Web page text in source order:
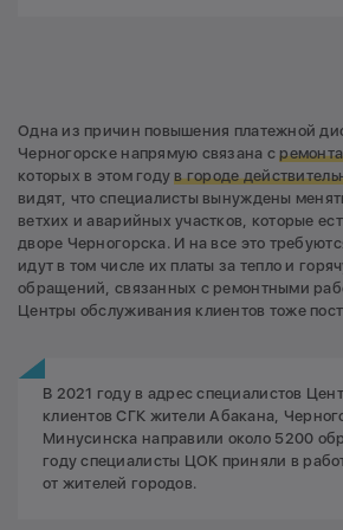
Одна из причин повышения платежной
Черногорске напрямую связана с
которых в этом годув городе
видят, что специалисты вынуждены
ветхих и аварийных участков, которые
дворе Черногорска. И на все это
идут в том числе их платы за тепло и
обращений, связанных с ремонтными
Центры обслуживания клиентов тоже
В 2021 году в адрес специалистов
клиентов СГК жители Абакана,
Минусинска направили около 5200
году специалисты ЦОК приняли в
от жителей городов.